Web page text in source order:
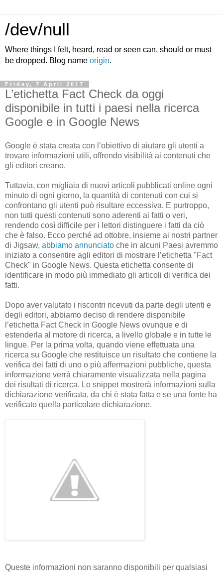
/dev/null
Where things I felt, heard, read or seen can, should or must
be dropped. Blog name origin.
Friday, 7 April 2017
L’etichetta Fact Check da oggi
disponibile in tutti i paesi nella ricerca
Google e in Google News
Google è stata creata con l’obiettivo di aiutare gli utenti a
trovare informazioni utili, offrendo visibilità ai contenuti che
gli editori creano.
Tuttavia, con migliaia di nuovi articoli pubblicati online ogni
minuto di ogni giorno, la quantità di contenuti con cui si
confrontano gli utenti può risultare eccessiva. E purtroppo,
non tutti questi contenuti sono aderenti ai fatti o veri,
rendendo così difficile per i lettori distinguere i fatti da ciò
che è falso. Ecco perché ad ottobre, insieme ai nostri partner
di Jigsaw, abbiamo annunciato che in alcuni Paesi avremmo
iniziato a consentire agli editori di mostrare l’etichetta "Fact
Check" in Google News. Questa etichetta consente di
identificare in modo più immediato gli articoli di verifica dei
fatti.
Dopo aver valutato i riscontri ricevuti da parte degli utenti e
degli editori, abbiamo deciso di rendere disponibile
l’etichetta Fact Check in Google News ovunque e di
estenderla al motore di ricerca, a livello globale e in tutte le
lingue. Per la prima volta, quando viene effettuata una
ricerca su Google che restituisce un risultato che contiene la
verifica dei fatti di uno o più affermazioni pubbliche, questa
informazione verrà chiaramente visualizzata nella pagina
dei risultati di ricerca. Lo snippet mostrerà informazioni sulla
dichiarazione verificata, da chi è stata fatta e se una fonte ha
verificato quella particolare dichiarazione.
Queste informazioni non saranno disponibili per qualsiasi